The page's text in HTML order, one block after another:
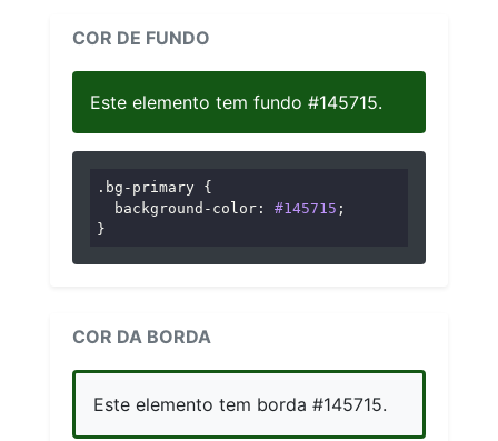
COR DE FUNDO
Este elemento tem fundo #145715.
.bg-primary {
background-color : #145715 ;
}
COR DA BORDA
Este elemento tem borda #145715.